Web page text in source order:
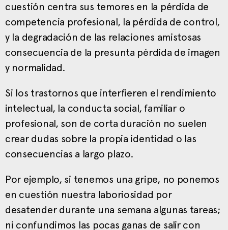
cuestión centra sus temores en la pérdida de
competencia profesional, la pérdida de control,
y la degradación de las relaciones amistosas
consecuencia de la presunta pérdida de imagen
y normalidad.
Si los trastornos que interfieren el rendimiento
intelectual, la conducta social, familiar o
profesional, son de corta duración no suelen
crear dudas sobre la propia identidad o las
consecuencias a largo plazo.
Por ejemplo, si tenemos una gripe, no ponemos
en cuestión nuestra laboriosidad por
desatender durante una semana algunas tareas;
ni confundimos las pocas ganas de salir con